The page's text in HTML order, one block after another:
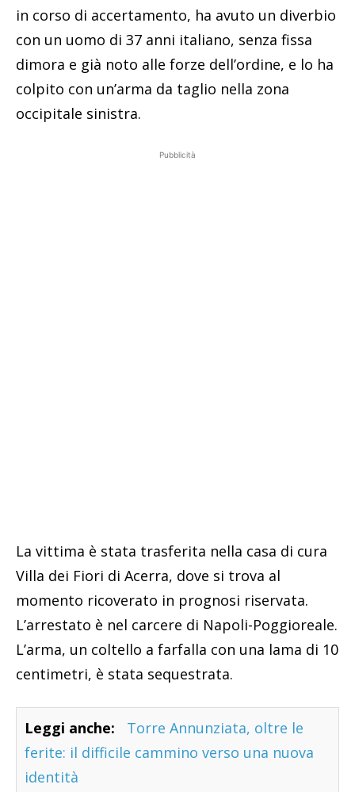
in corso di accertamento, ha avuto un diverbio
con un uomo di 37 anni italiano, senza fissa
dimora e già noto alle forze dell’ordine, e lo ha
colpito con un’arma da taglio nella zona
occipitale sinistra.
Pubblicità
La vittima è stata trasferita nella casa di cura
Villa dei Fiori di Acerra, dove si trova al
momento ricoverato in prognosi riservata.
L’arrestato è nel carcere di Napoli-Poggioreale.
L’arma, un coltello a farfalla con una lama di 10
centimetri, è stata sequestrata.
Leggi anche:
Torre Annunziata, oltre le
ferite: il difficile cammino verso una nuova
identità